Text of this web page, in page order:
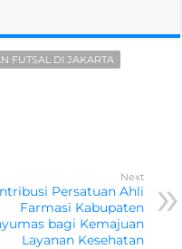
FUTSAL DI JAKARTA
Next
Persatuan Ahli
Farmasi Kabupaten
bagi Kemajuan
Layanan Kesehatan